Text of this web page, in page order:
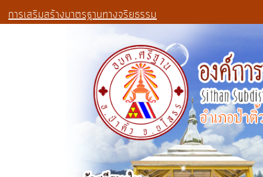
การเสริมสร้างมาตรฐานทางจริยธรรม